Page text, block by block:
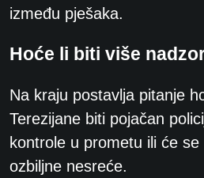
između pješaka.
Hoće li biti više
Na kraju postavlja pitanje
Terezijane biti pojačan
kontrole u prometu ili će
ozbiljne nesreće.